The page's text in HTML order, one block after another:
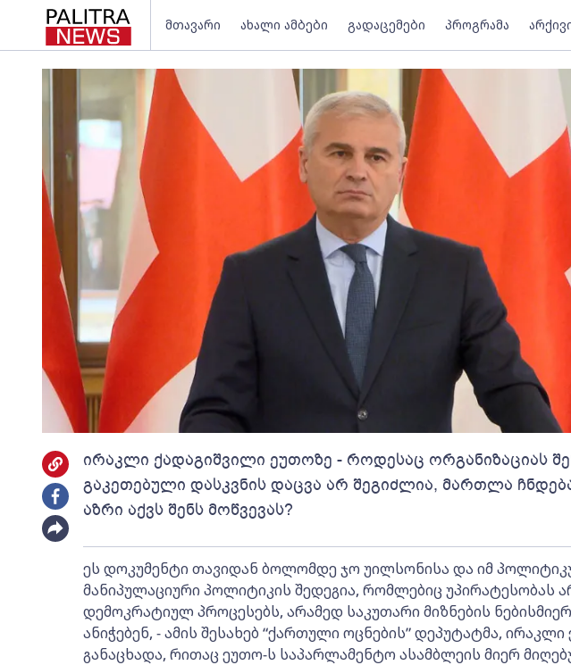
მთავარი ახალი ამბები გადაცემები პროგრამა
ირაკლი ქადაგიშვილი ეუთოზე - როდესაც ორგანიზაციას
გაკეთებული დასკვნის დაცვა არ შეგიძლია, მართლა
აზრი აქვს შენს მოწვევას?
ეს დოკუმენტი თავიდან ბოლომდე ჯო უილსონისა და იმ
მანიპულაციური პოლიტიკის შედეგია, რომლებიც უპირატესობას
დემოკრატიულ პროცესებს, არამედ საკუთარი მიზნების
ანიჭებენ, - ამის შესახებ “ქართული ოცნების” დეპუტატმა,
განაცხადა, რითაც ეუთო-ს საპარლამენტო ასამბლეის მიერ